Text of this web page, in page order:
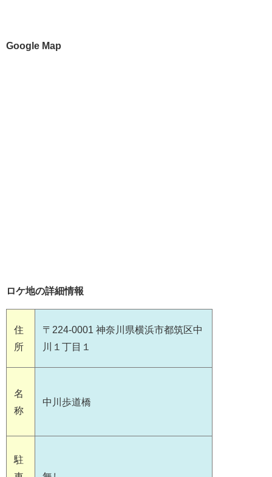
Google Map
ロケ地の詳細情報
住
所
〒224-0001 神奈川県横浜市都筑区中
川１丁目１
名
称
中川歩道橋
駐